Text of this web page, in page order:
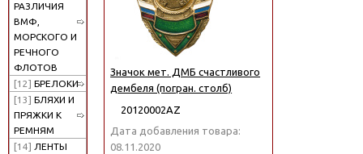
РАЗЛИЧИЯ
ВМФ,
МОРСКОГО И
РЕЧНОГО
ФЛОТОВ
[12] БРЕЛОКИ
[13] БЛЯХИ И
ПРЯЖКИ К
РЕМНЯМ
[14] ЛЕНТЫ
Значок мет. ДМБ счастливого
дембеля (погран. столб)
20120002АZ
Дата добавления товара:
08.11.2020